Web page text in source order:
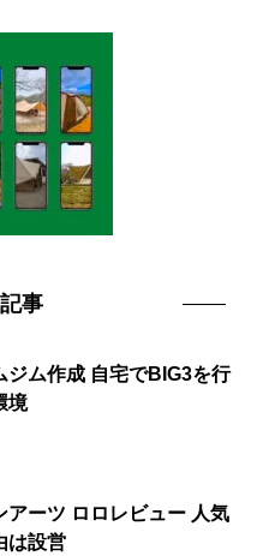
事
ジム作成 自宅でBIG3を行
境
アーツ ロロレビュー 人気
は設営